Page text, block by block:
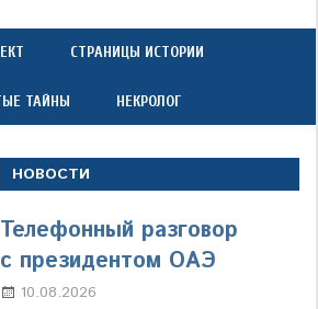
СТРАНИЦЫ ИСТОРИИ
ТАЙНЫ НЕКРОЛОГ
НОВОСТИ
Телефонный разговор
с президентом ОАЭ
10.08.2026